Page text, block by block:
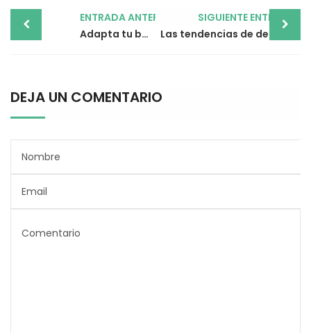
navigation
ENTRADA ANTERIOR
Adapta tu baño para personas con movilidad reducida
SIGUIENTE ENTRADA
DEJA UN COMENTARIO